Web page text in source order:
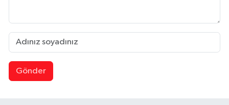
Gönder